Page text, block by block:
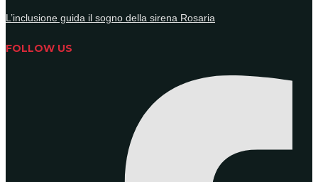
L’inclusione guida il sogno della sirena Rosaria
FOLLOW US